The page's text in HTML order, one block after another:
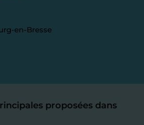
en-Bresse
proposées dans